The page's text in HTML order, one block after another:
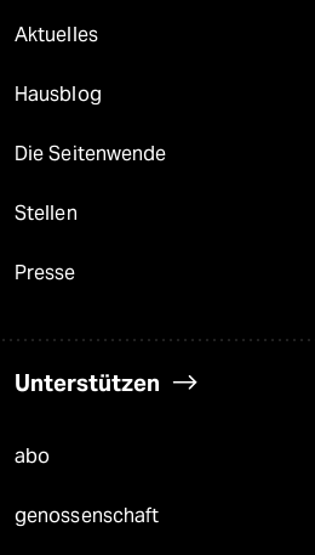
Aktuelles
Hausblog
Die Seitenwende
Stellen
Presse
Unterstützen
abo
genossenschaft